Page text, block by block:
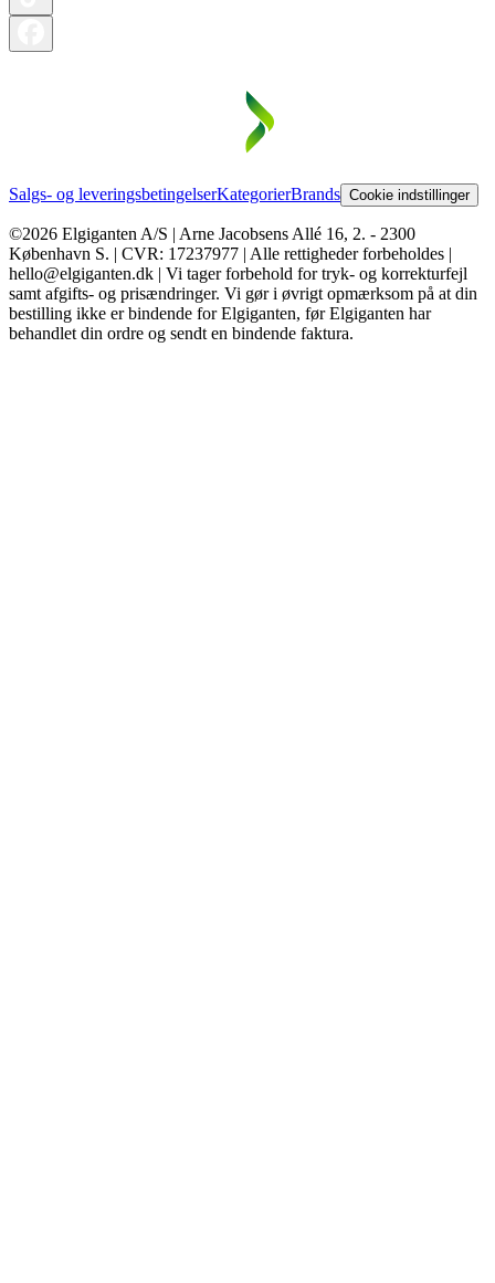
Salgs- og leveringsbetingelserKategorierBrands Cookie indstillinger
©2026 Elgiganten A/S | Arne Jacobsens Allé 16, 2. - 2300
København S. | CVR: 17237977 | Alle rettigheder forbeholdes |
hello@elgiganten.dk | Vi tager forbehold for tryk- og korrekturfejl
samt afgifts- og prisændringer. Vi gør i øvrigt opmærksom på at din
bestilling ikke er bindende for Elgiganten, før Elgiganten har
behandlet din ordre og sendt en bindende faktura.